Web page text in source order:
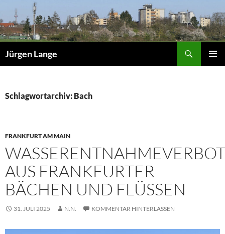
Inhalt
springen
Jürgen Lange
Schlagwortarchiv: Bach
FRANKFURT AM MAIN
WASSERENTNAHMEVERBOT
AUS FRANKFURTER
BÄCHEN UND FLÜSSEN
31. JULI 2025 N.N. KOMMENTAR HINTERLASSEN